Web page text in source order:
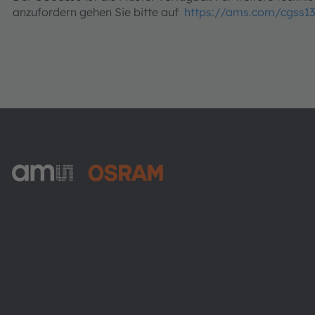
anzufordern gehen Sie bitte auf https://ams.com/